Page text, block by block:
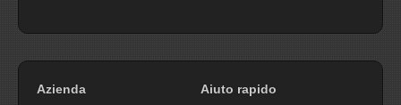
Azienda Aiuto rapido